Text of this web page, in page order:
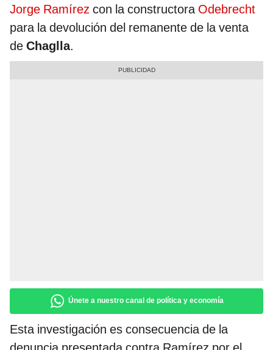
Jorge Ramírez con la constructora Odebrecht
para la devolución del remanente de la venta
de Chaglla.
Únete a nuestro canal de política y economía
Esta investigación es consecuencia de la